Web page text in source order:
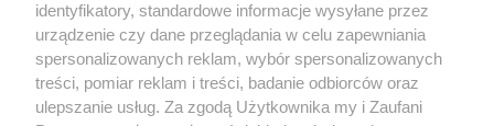
Prywatność Reklama Redakcja Praca Kielce
identyfikatory, standardowe informacje wysyłane przez
urządzenie czy dane przeglądania w celu zapewniania
spersonalizowanych reklam, wybór spersonalizowanych
treści, pomiar reklam i treści, badanie odbiorców oraz
ulepszanie usług. Za zgodą Użytkownika my i Zaufani